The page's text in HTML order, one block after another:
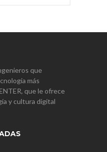
que
más
que le ofrece
y cultura digital